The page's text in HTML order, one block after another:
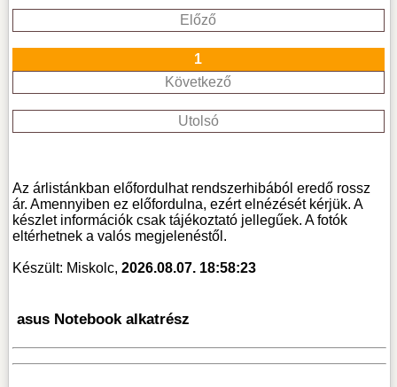
Előző
1
Következő
Utolsó
Az árlistánkban előfordulhat rendszerhibából eredő rossz
ár. Amennyiben ez előfordulna, ezért elnézését kérjük. A
készlet információk csak tájékoztató jellegűek. A fotók
eltérhetnek a valós megjelenéstől.
Készült: Miskolc,2026.08.07. 18:58:23
asus Notebook alkatrész